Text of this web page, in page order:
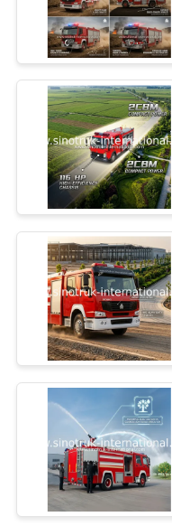
NAS
WYCIECZKA
FABRYCE
KONTROLA
JAKOŚCI
SKONTAKTUJ
NAMI
POPROŚ
WYCENĘ
Ciągnik